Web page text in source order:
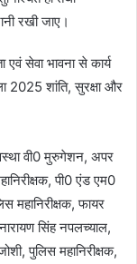
रखी जाए।
एवं सेवा भावना से कार्य
2025 शांति, सुरक्षा और
वी0 मुरुगेशन, अपर
पी0 एंड एम0
महानिरीक्षक, फायर
सिंह नपलच्याल,
पुलिस महानिरीक्षक,